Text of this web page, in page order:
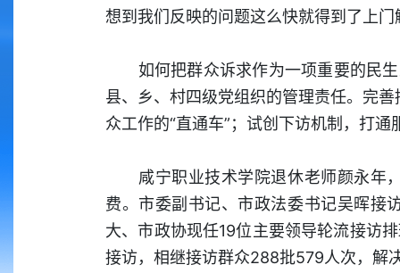
想到我们反映的问题这么快就得到了上
如何把群众诉求作为一项重要的民生
县、乡、村四级党组织的管理责任。完
众工作的“直通车”；试创下访机制，打
咸宁职业技术学院退休老师颜永年，
费。市委副书记、市政法委书记吴晖接
大、市政协现任19位主要领导轮流接访
接访，相继接访群众288批579人次，解